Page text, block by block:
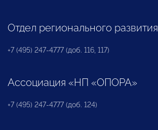
Отдел регионального развития
+7 (495) 247-4777 (доб. 116, 117)
Ассоциация «НП «ОПОРА»
+7 (495) 247-4777 (доб. 124)